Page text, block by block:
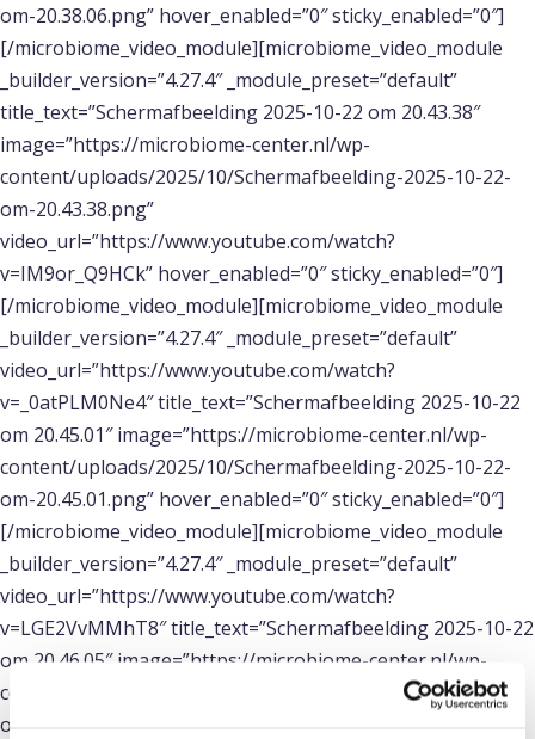
om-20.38.06.png” hover_enabled=”0″ sticky_enabled=”0″]
[/microbiome_video_module][microbiome_video_module
_builder_version=”4.27.4″ _module_preset=”default”
title_text=”Scherm­afbeelding 2025-10-22 om 20.43.38″
image=”https://microbiome-center.nl/wp-
content/uploads/2025/10/Scherm­afbeelding-2025-10-22-
om-20.43.38.png”
video_url=”https://www.youtube.com/watch?
v=IM9or_Q9HCk” hover_enabled=”0″ sticky_enabled=”0″]
[/microbiome_video_module][microbiome_video_module
_builder_version=”4.27.4″ _module_preset=”default”
video_url=”https://www.youtube.com/watch?
v=_0atPLM0Ne4″ title_text=”Scherm­afbeelding 2025-10-22
om 20.45.01″ image=”https://microbiome-center.nl/wp-
content/uploads/2025/10/Scherm­afbeelding-2025-10-22-
om-20.45.01.png” hover_enabled=”0″ sticky_enabled=”0″]
[/microbiome_video_module][microbiome_video_module
_builder_version=”4.27.4″ _module_preset=”default”
video_url=”https://www.youtube.com/watch?
v=LGE2VvMMhT8″ title_text=”Scherm­afbeelding 2025-10-22
om 20.46.05″ image=”https://microbiome-center.nl/wp-
content/uploads/2025/10/Scherm­afbeelding-2025-10-22-
om-20.46.05.png” hover_enabled=”0″ sticky_enabled=”0″]